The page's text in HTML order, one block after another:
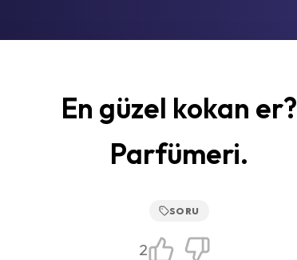
En güzel kokan er?
Parfümeri.
SORU
2